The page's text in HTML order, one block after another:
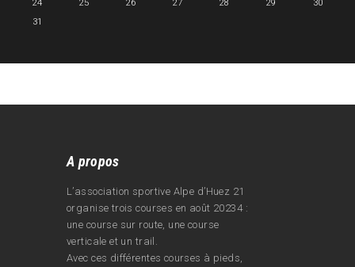
24
25 26 27 28 29
30
31
A propos
L’association sportive Alpe d’Huez 21
organise trois courses en août 20234 :
une course sur route, une course
verticale et un trail.
Avec ces différentes courses à pieds,